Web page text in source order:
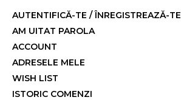
AUTENTIFICĂ-TE /ÎNREGISTREAZĂ-TE
AM UITAT PAROLA
ACCOUNT
ADRESELE MELE
WISH LIST
ISTORIC COMENZI